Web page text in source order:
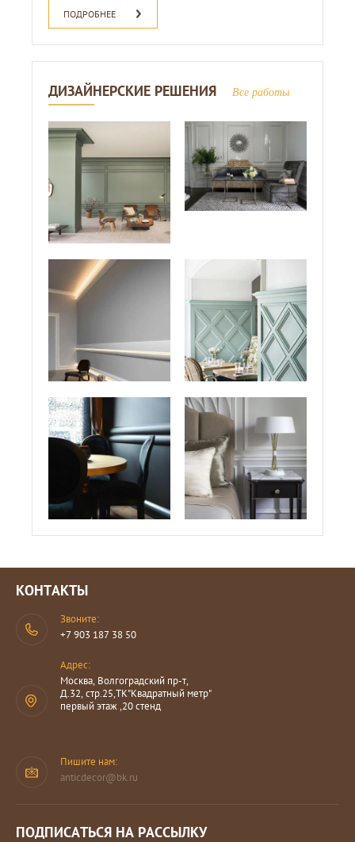
ПОДРОБНЕЕ
ДИЗАЙНЕРСКИЕ РЕШЕНИЯ Все работы
КОНТАКТЫ
Звоните:
+7 903 187 38 50
Адрес:
Москва, Волгоградский пр-т,
Д.32, стр.25,ТК"Квадратный метр"
первый этаж ,20 стенд
Пишите нам:
anticdecor@bk.ru
ПОДПИСАТЬСЯ НА РАССЫЛКУ